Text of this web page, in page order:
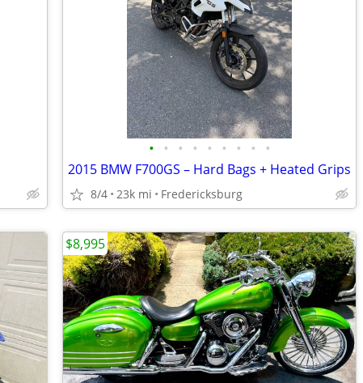
• • • • • • • • •
2015 BMW F700GS – Hard Bags + Heated Grips
8/4 23k mi Fredericksburg
$8,995